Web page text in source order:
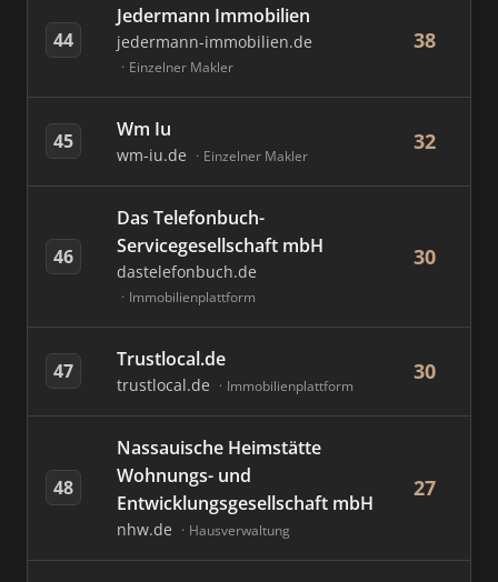
44
Jedermann Immobilien
jedermann-immobilien.de
Einzelner Makler
38
45 Wm Iu
wm-iu.de Einzelner Makler
32
46
Das Telefonbuch-
Servicegesellschaft mbH
dastelefonbuch.de
Immobilienplattform
30
47 Trustlocal.de
trustlocal.de Immobilienplattform
30
48
Nassauische Heimstätte
Wohnungs- und
Entwicklungsgesellschaft mbH
nhw.de Hausverwaltung
27